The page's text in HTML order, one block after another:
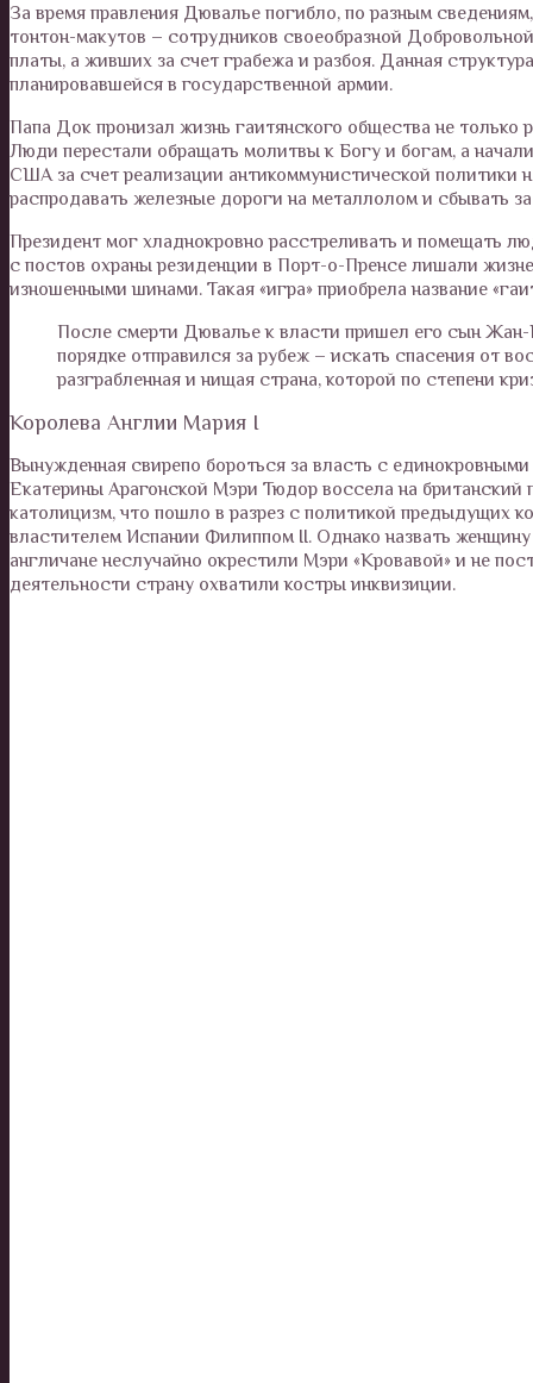
За время правления Дювалье погибло, по разным
тонтон-макутов – сотрудников своеобразной
платы, а живших за счет грабежа и разбоя. Данная
планировавшейся в государственной армии.
Папа Док пронизал жизнь гаитянского общества не
Люди перестали обращать молитвы к Богу и богам, а
США за счет реализации антикоммунистической политики
распродавать железные дороги на металлолом и сбывать
Президент мог хладнокровно расстреливать и помещать
с постов охраны резиденции в Порт-о-Пренсе лишали
изношенными шинами. Такая «игра» приобрела название
После смерти Дювалье к власти пришел его сын
порядке отправился за рубеж – искать спасения от
разграбленная и нищая страна, которой по степени
Королева Англии Мария I
Вынужденная свирепо бороться за власть с
Екатерины Арагонской Мэри Тюдор воссела на британский
католицизм, что пошло в разрез с политикой предыдущих
властителем Испании Филиппом II. Однако назвать
англичане неслучайно окрестили Мэри «Кровавой» и не
деятельности страну охватили костры инквизиции.